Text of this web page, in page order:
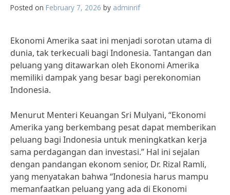
Posted on February 7, 2026 by adminrif
Ekonomi Amerika saat ini menjadi sorotan utama di
dunia, tak terkecuali bagi Indonesia. Tantangan dan
peluang yang ditawarkan oleh Ekonomi Amerika
memiliki dampak yang besar bagi perekonomian
Indonesia.
Menurut Menteri Keuangan Sri Mulyani, “Ekonomi
Amerika yang berkembang pesat dapat memberikan
peluang bagi Indonesia untuk meningkatkan kerja
sama perdagangan dan investasi.” Hal ini sejalan
dengan pandangan ekonom senior, Dr. Rizal Ramli,
yang menyatakan bahwa “Indonesia harus mampu
memanfaatkan peluang yang ada di Ekonomi